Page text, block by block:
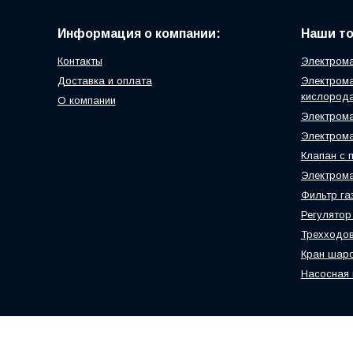
Информация о компании:
Контакты
Доставка и оплата
О компании
Наши
Клапан с
Фильтр
Кран
Насосная